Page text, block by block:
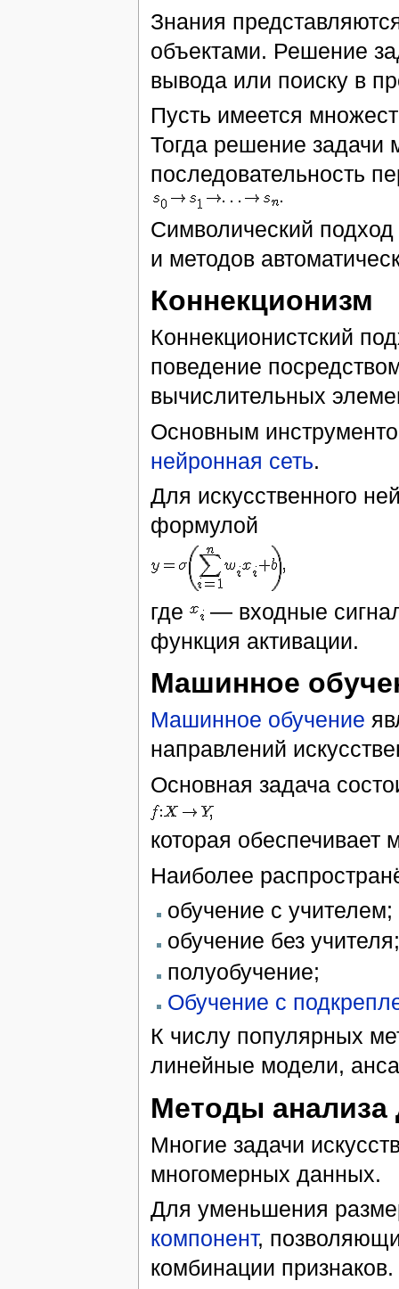
Знания
объектами. Решение
вывода или поиску в
Пусть имеется
Тогда решение задачи
последовательность
Символический
и методов
Коннекционизм
Коннекционистский
поведение
вычислительных
Основным
нейронная сеть.
Для искусственного
формулой
где
— входные
функция активации.
Машинное
Машинное обучение
направлений
Основная задача
которая
Наиболее
обучение с учителем;
обучение без учителя;
полуобучение;
Обучение с
К числу популярных
линейные модели,
Методы анализа
Многие задачи
многомерных данных.
Для уменьшения
компонент,
комбинации признаков.